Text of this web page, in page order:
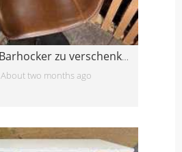
2x Barstühle / Barhocker zu verschenken (mit Gebra
About two months ago